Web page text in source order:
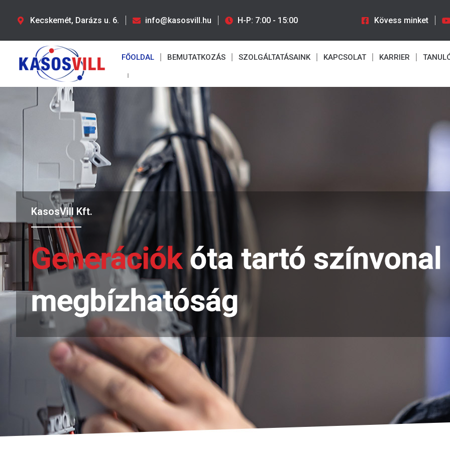
Kecskemét, Darázs u. 6. info@kasosvill.hu H-P: 7:00 - 15:00 Kövess minket
FŐOLDAL BEMUTATKOZÁS SZOLGÁLTATÁSAINK KAPCSOLAT KARRIER
KasosVill Kft.
Generációkóta tartó színvonal
megbízhatóság